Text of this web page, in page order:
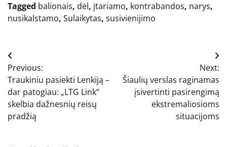
Tagged balionais, dėl, įtariamo, kontrabandos, narys,
nusikalstamo, Sulaikytas, susivienijimo
Navigacija
tarp
įrašų
Previous:
Traukiniu pasiekti Lenkiją –
dar patogiau: „LTG Link“
skelbia dažnesnių reisų
pradžią
Next:
Šiaulių verslas raginamas
įsivertinti pasirengimą
ekstremaliosioms
situacijoms